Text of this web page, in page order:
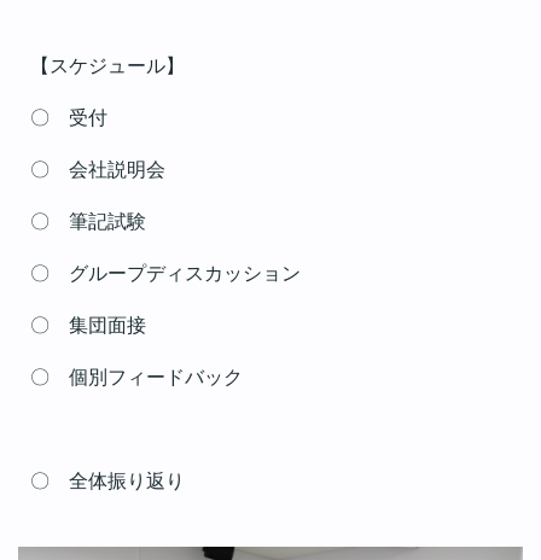
【スケジュール】
〇 受付
〇 会社説明会
〇 筆記試験
〇 グループディスカッション
〇 集団面接
〇 個別フィードバック
〇 全体振り返り